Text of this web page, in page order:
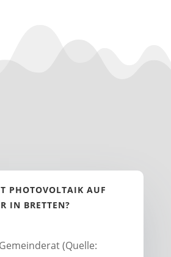
PHOTOVOLTAIK AUF
IN BRETTEN?
(Quelle: